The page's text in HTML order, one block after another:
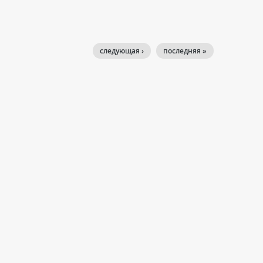
последняя »
следующая ›